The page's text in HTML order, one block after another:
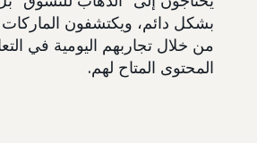
بشكل دائم، ويكتشفون
من خلال تجاربهم اليومية في
المحتوى المتاح لهم.